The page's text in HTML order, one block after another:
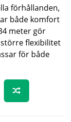
förhållanden,
både komfort
meter gör
flexibilitet
för både